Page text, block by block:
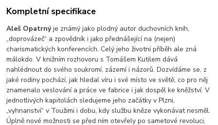
Kompletní specifikace
Aleš Opatrnýje známý jako plodný autor duchovních knih,
„doprovázeč“ a zpovědník i jako přednášející na (nejen)
charismatických konferencích. Celý jeho životní příběh ale zná
málokdo. V knižním rozhovoru s Tomášem Kutilem dává
nahlédnout do svého soukromí, zázemí i názorů. Dozvídáme se, z
jaké rodiny pochází, jak hledal víru i své místo ve světě, co pro něj
znamenalo veslování a práce ve fabrice i jak dospěl ke kněžství. V
jednotlivých kapitolách sledujeme jeho začátky v Plzni,
„vyhnanství“v Toužimi i dobu, kdy službu kněze vykonávat nesměl.
Úplně nové možnosti se před ním otevřely po sametové revoluci,